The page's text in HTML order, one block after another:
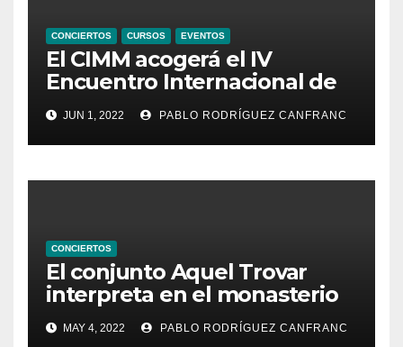
CONCIERTOS CURSOS EVENTOS
El CIMM acogerá el IV
Encuentro Internacional de
Ministriles
JUN 1, 2022 PABLO RODRÍGUEZ CANFRANC
CONCIERTOS
El conjunto Aquel Trovar
interpreta en el monasterio
de Santa María de la
Valldigna las cantigas de
MAY 4, 2022 PABLO RODRÍGUEZ CANFRANC